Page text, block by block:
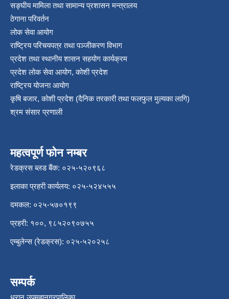
सङ्‍घीय मामिला तथा सामान्य प्रशासन मन्त्रालय
ठेगाना परिवर्तन
लोक सेवा आयोग
राष्ट्रिय परिचयपत्र तथा पञ्‍जीकरण विभाग
प्रदेश तथा स्थानीय शासन सहयोग कार्यक्रम
प्रदेश लोक सेवा आयोग, कोशी प्रदेश
राष्ट्रिय योजना आयोग
कृषि बजार, कोशी प्रदेश (दैनिक तरकारी तथा फलफुल मुल्यका लागि)
श्रम संसार प्रणाली
महत्वपूर्ण फोन नम्बर
रेडक्रस ब्लड बैंक: ०२५-५२०९६८
इलाका प्रहरी कार्यलय: ०२५-५२४५५५
दमकल: ०२५-५७०१९९
प्रहरी: १००, ९८५२०९०७५५
एम्बुलेन्स (रेडक्रस): ०२५-५२०२५८
सम्पर्क